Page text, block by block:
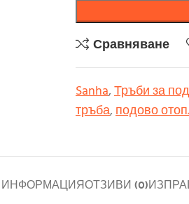
Сравняване
Sanha,Тръби за
тръба,подово
ОТЗИВИ (0)